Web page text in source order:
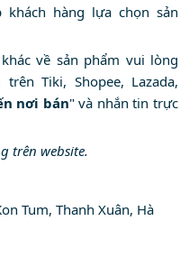
hàng lựa chọn sản
về sản phẩm vui lòng
Tiki, Shopee, Lazada,
nơi bán" và nhắn tin trực
trên website.
Tum, Thanh Xuân, Hà